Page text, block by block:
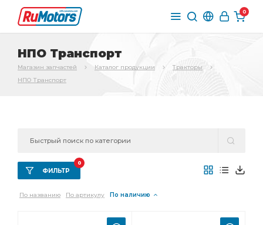
0
НПО Транспорт
Магазин запчастей Каталог продукции
Тракторы
НПО Транспорт
ФИЛЬТР
0
По названию По артикулу По наличию